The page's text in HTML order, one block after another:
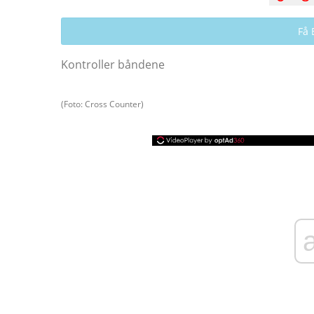
Få
Kontroller båndene
(Foto: Cross Counter)